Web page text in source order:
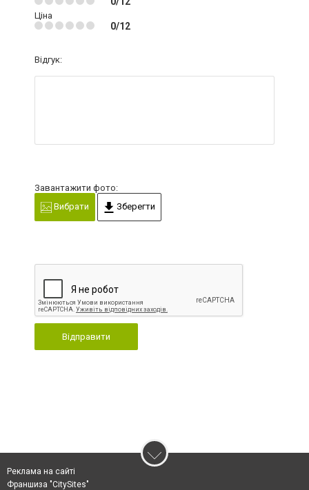
Ціна
0/12
Відгук:
Завантажити фото:
Вибрати
Зберегти
Відправити
Реклама на сайті
Франшиза "CitySites"